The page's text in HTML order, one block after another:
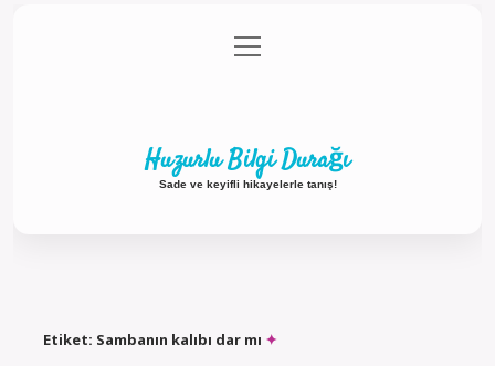
Gizlilik Politikası
menüyü
aç
Huzurlu Bilgi Durağı
Sade ve keyifli hikayelerle tanış!
Etiket: Sambanın kalıbı dar mı